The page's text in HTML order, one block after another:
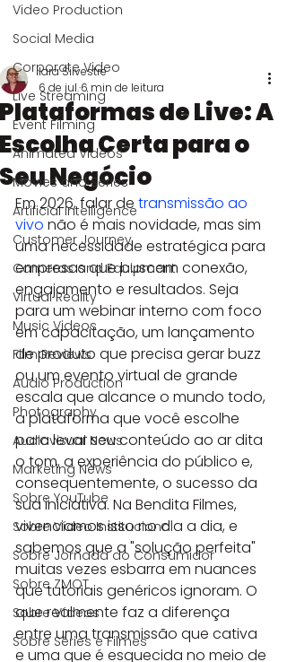
Video Production
Social Media
Corporate Video
Live Streaming
Event Filming
Animated Videos
Movies and Series
Artificial Intelligence
Customer Journey
Cameras and Equipment
Virtual Reality
Music Videos
Film Reviews
Audio Production
Photography
Audiovisual News
Marketing News
Sobre YouTube
Sobre Vídeo Institucional
Sobre Jornada do Consumidor
Sobre ZMOT
Sobre Vídeos
Sobre Séries e Filmes
Plataformas de Live: A
Escolha Certa para o
Seu Negócio
Iara Silvestre
6 de jul.6 min de leitura
Em 2026, falar de transmissão ao
vivo não é mais novidade, mas sim
uma necessidade estratégica para
empresas que buscam conexão,
engajamento e resultados. Seja
para um webinar interno com foco
em capacitação, um lançamento
de produto que precisa gerar buzz
ou um evento virtual de grande
escala que alcance o mundo todo,
a plataforma que você escolhe
para levar seu conteúdo ao ar dita
o tom, a experiência do público e,
consequentemente, o sucesso da
sua iniciativa. Na Bendita Filmes,
vivenciamos isso no dia a dia, e
sabemos que a "solução perfeita"
muitas vezes esbarra em nuances
que tutoriais genéricos ignoram. O
que realmente faz a diferença
entre uma transmissão que cativa
e uma que é esquecida no meio de